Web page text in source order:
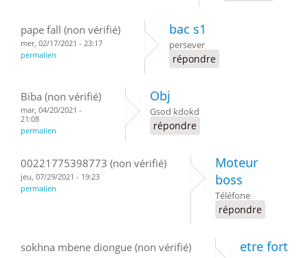
pape fall (non vérifié)
mer, 02/17/2021 - 23:17
permalien
bac s1
persever
répondre
Biba (non vérifié)
mar, 04/20/2021 -
21:08
permalien
Obj
Gsod kdokd
répondre
00221775398773 (non vérifié)
jeu, 07/29/2021 - 19:23
permalien
Moteur
boss
Téléfone
répondre
sokhna mbene diongue (non vérifié)
etre fort